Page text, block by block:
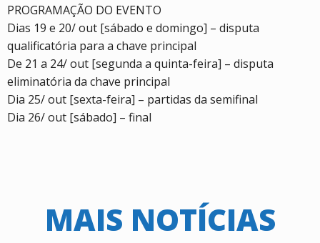
PROGRAMAÇÃO DO EVENTO
Dias 19 e 20/ out [sábado e domingo] – disputa
qualificatória para a chave principal
De 21 a 24/ out [segunda a quinta-feira] – disputa
eliminatória da chave principal
Dia 25/ out [sexta-feira] – partidas da semifinal
Dia 26/ out [sábado] – final
MAIS NOTÍCIAS